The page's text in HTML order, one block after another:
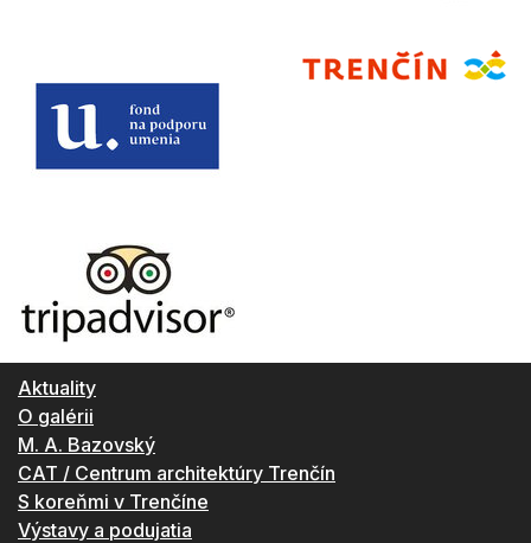
Aktuality
O galérii
M. A. Bazovský
CAT / Centrum architektúry Trenčín
S koreňmi v Trenčíne
Výstavy a podujatia